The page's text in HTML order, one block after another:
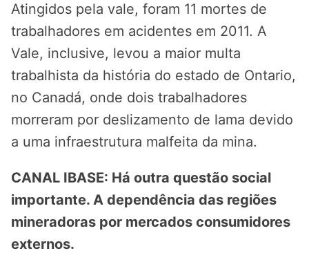
Atingidos pela vale, foram 11 mortes de
trabalhadores em acidentes em 2011. A
Vale, inclusive, levou a maior multa
trabalhista da história do estado de Ontario,
no Canadá, onde dois trabalhadores
morreram por deslizamento de lama devido
a uma infraestrutura malfeita da mina.
CANAL IBASE: Há outra questão social
importante. A dependência das regiões
mineradoras por mercados consumidores
externos.